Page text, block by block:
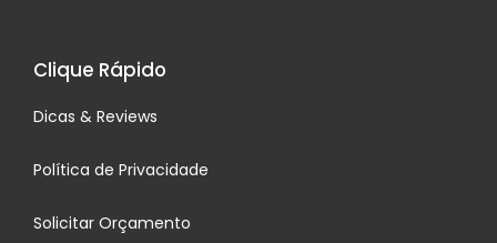
Clique Rápido
Dicas & Reviews
Política de Privacidade
Solicitar Orçamento